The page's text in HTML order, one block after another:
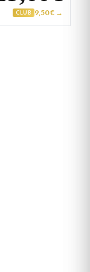
CLUB 9,50 € →